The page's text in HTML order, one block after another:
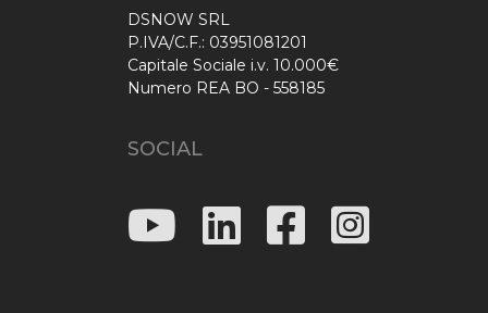
DSNOW SRL
P.IVA/C.F.: 03951081201
Capitale Sociale i.v. 10.000€
Numero REA BO - 558185
SOCIAL